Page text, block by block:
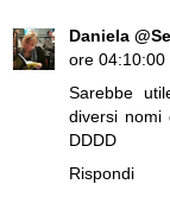
Daniela
ore 04:10:00
Sarebbe
diversi nomi
DDDD
Rispondi